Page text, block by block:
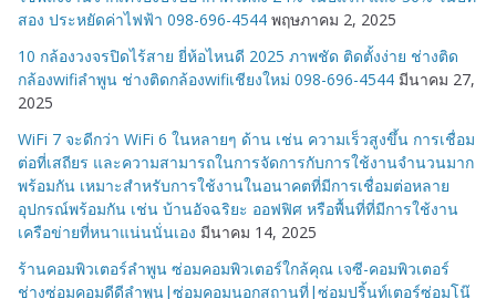
สอง ประหยัดค่าไฟฟ้า 098-696-4544 พฤษภาคม 2, 2025
10 กล้องวงจรปิดไร้สาย ยี่ห้อไหนดี 2025 ภาพชัด ติดตั้งง่าย ช่างติด
กล้องwifiลำพูน ช่างติดกล้องwifiเชียงใหม่ 098-696-4544 มีนาคม 27,
2025
WiFi 7 จะดีกว่า WiFi 6 ในหลายๆ ด้าน เช่น ความเร็วสูงขึ้น การเชื่อม
ต่อที่เสถียร และความสามารถในการจัดการกับการใช้งานจำนวนมาก
พร้อมกัน เหมาะสำหรับการใช้งานในอนาคตที่มีการเชื่อมต่อหลาย
อุปกรณ์พร้อมกัน เช่น บ้านอัจฉริยะ ออฟฟิศ หรือพื้นที่ที่มีการใช้งาน
เครือข่ายที่หนาแน่นนั่นเอง มีนาคม 14, 2025
ร้านคอมพิวเตอร์ลำพูน ซ่อมคอมพิวเตอร์ใกล้คุณ เจซี-คอมพิวเตอร์
ช่างซ่อมคอมดีดีลำพูน|ซ่อมคอมนอกสถานที่|ซ่อมปริ้นท์เตอร์ซ่อมโน๊